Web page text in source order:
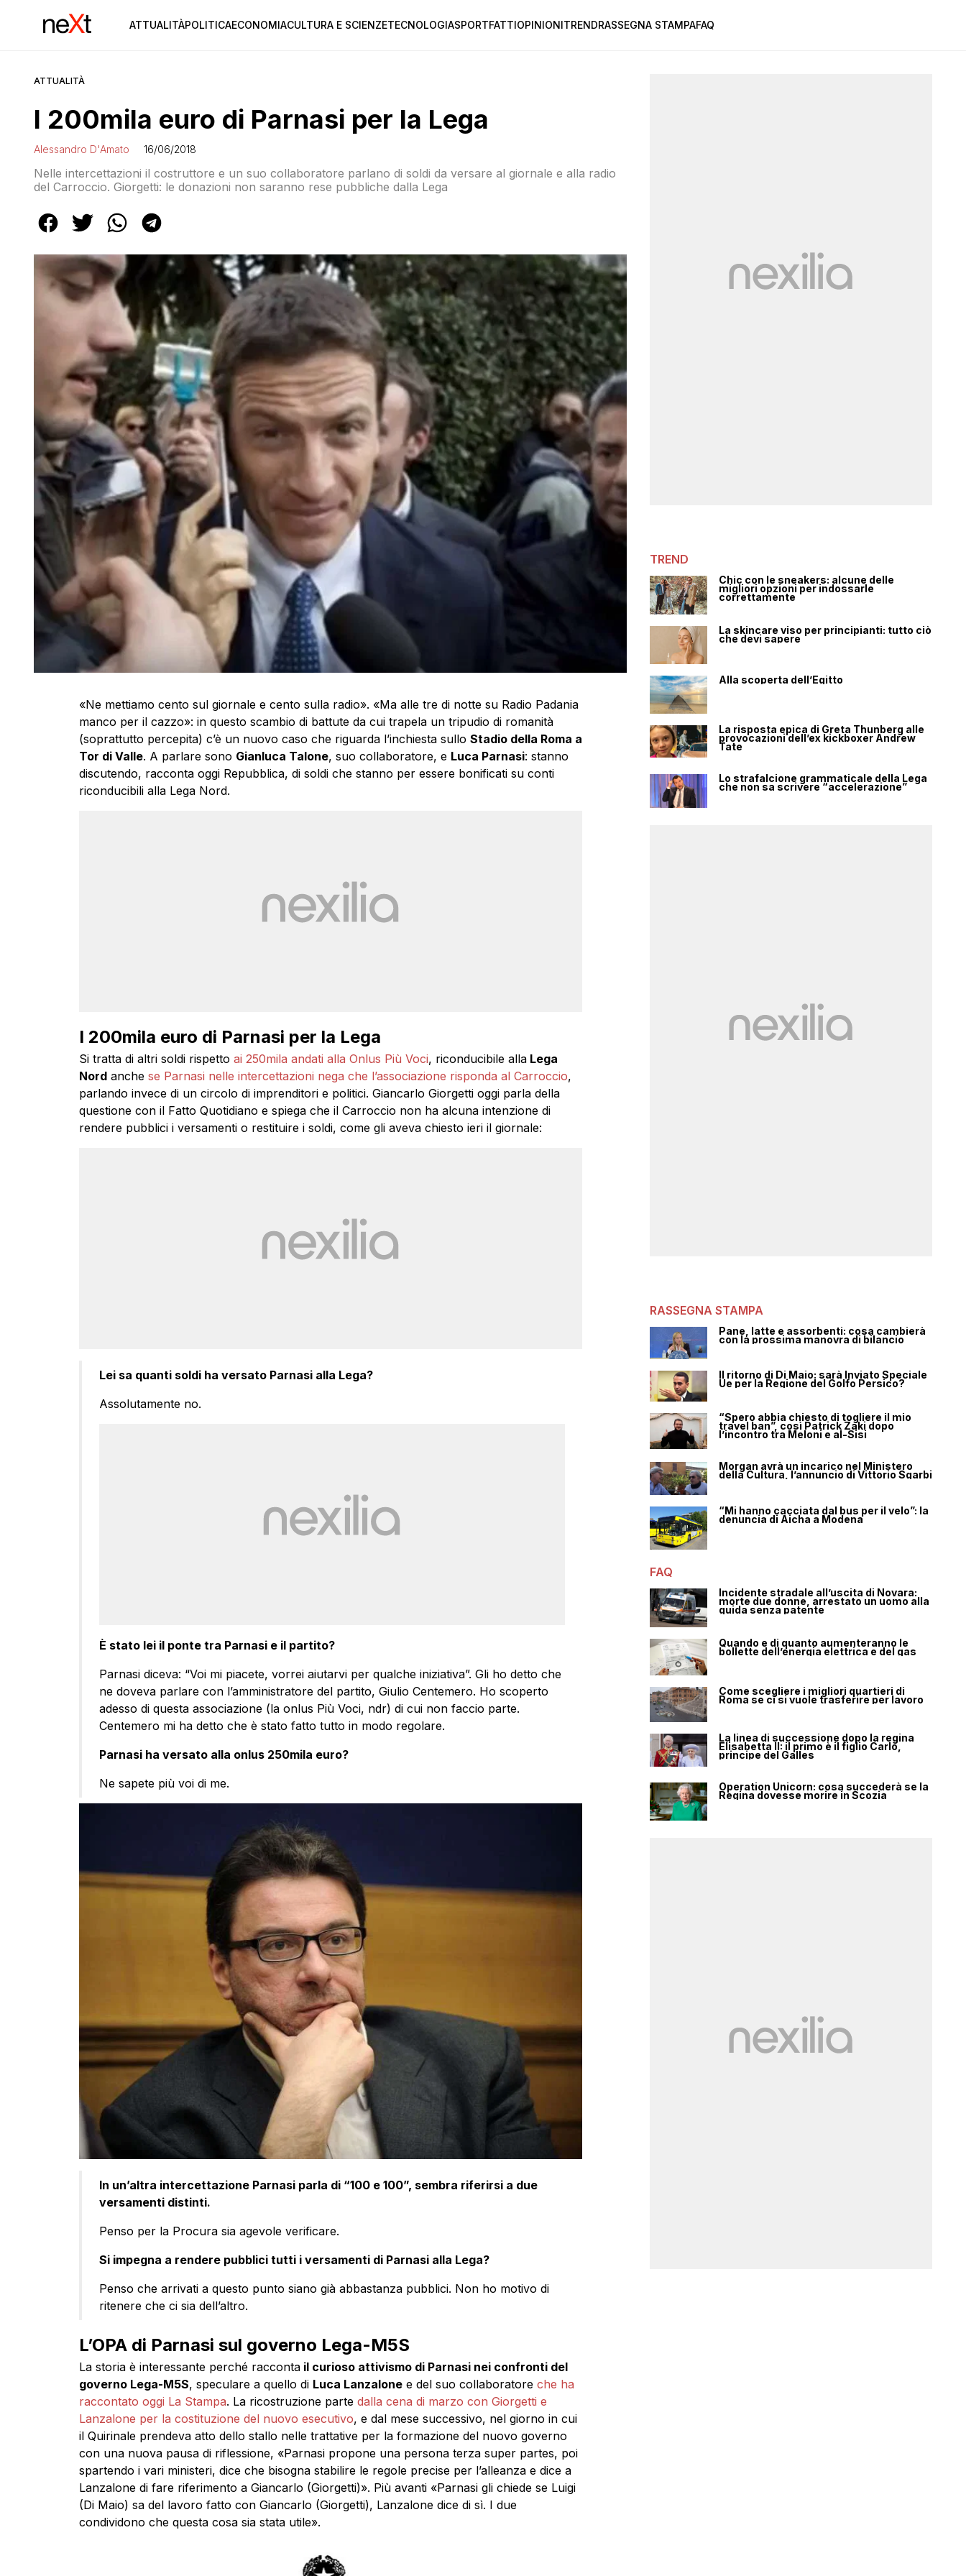
ATTUALITÀPOLITICAECONOMIACULTURA E SCIENZETECNOLOGIASPORTFATTIOPINIONITRENDRASSEGNA STAMPAFAQ
ATTUALITÀ
I 200mila euro di Parnasi per la Lega
Alessandro D'Amato 16/06/2018
Nelle intercettazioni il costruttore e un suo collaboratore parlano di soldi da versare al giornale e alla radio
del Carroccio. Giorgetti: le donazioni non saranno rese pubbliche dalla Lega
«Ne mettiamo cento sul giornale e cento sulla radio». «Ma alle tre di notte su Radio Padania
manco per il cazzo»: in questo scambio di battute da cui trapela un tripudio di romanità
(soprattutto percepita) c’è un nuovo caso che riguarda l’inchiesta sullo Stadio della Roma a
Tor di Valle. A parlare sono Gianluca Talone, suo collaboratore, e Luca Parnasi: stanno
discutendo, racconta oggi Repubblica, di soldi che stanno per essere bonificati su conti
riconducibili alla Lega Nord.
I 200mila euro di Parnasi per la Lega
Si tratta di altri soldi rispetto ai 250mila andati alla Onlus Più Voci, riconducibile allaLega
Nordanche se Parnasi nelle intercettazioni nega che l’associazione risponda al Carroccio,
parlando invece di un circolo di imprenditori e politici. Giancarlo Giorgetti oggi parla della
questione con il Fatto Quotidiano e spiega che il Carroccio non ha alcuna intenzione di
rendere pubblici i versamenti o restituire i soldi, come gli aveva chiesto ieri il giornale:
Lei sa quanti soldi ha versato Parnasi alla Lega?
Assolutamente no.
È stato lei il ponte tra Parnasi e il partito?
Parnasi diceva: “Voi mi piacete, vorrei aiutarvi per qualche iniziativa”. Gli ho detto che
ne doveva parlare con l’amministratore del partito, Giulio Centemero. Ho scoperto
adesso di questa associazione (la onlus Più Voci, ndr) di cui non faccio parte.
Centemero mi ha detto che è stato fatto tutto in modo regolare.
Parnasi ha versato alla onlus 250mila euro?
Ne sapete più voi di me.
In un’altra intercettazione Parnasi parla di “100 e 100”, sembra riferirsi a due
versamenti distinti.
Penso per la Procura sia agevole verificare.
Si impegna a rendere pubblici tutti i versamenti di Parnasi alla Lega?
Penso che arrivati a questo punto siano già abbastanza pubblici. Non ho motivo di
ritenere che ci sia dell’altro.
L’OPA di Parnasi sul governo Lega-M5S
La storia è interessante perché raccontail curioso attivismo di Parnasi nei confronti del
governo Lega-M5S, speculare a quello di Luca Lanzalonee del suo collaboratore che ha
raccontato oggi La Stampa. La ricostruzione parte dalla cena di marzo con Giorgetti e
Lanzalone per la costituzione del nuovo esecutivo, e dal mese successivo, nel giorno in cui
il Quirinale prendeva atto dello stallo nelle trattative per la formazione del nuovo governo
con una nuova pausa di riflessione, «Parnasi propone una persona terza super partes, poi
spartendo i vari ministeri, dice che bisogna stabilire le regole precise per l’alleanza e dice a
Lanzalone di fare riferimento a Giancarlo (Giorgetti)». Più avanti «Parnasi gli chiede se Luigi
(Di Maio) sa del lavoro fatto con Giancarlo (Giorgetti), Lanzalone dice di sì. I due
condividono che questa cosa sia stata utile».
TREND
Chic con le sneakers: alcune delle
migliori opzioni per indossarle
correttamente
La skincare viso per principianti: tutto ciò
che devi sapere
Alla scoperta dell’Egitto
La risposta epica di Greta Thunberg alle
provocazioni dell’ex kickboxer Andrew
Tate
Lo strafalcione grammaticale della Lega
che non sa scrivere “accelerazione”
RASSEGNA STAMPA
Pane, latte e assorbenti: cosa cambierà
con la prossima manovra di bilancio
Il ritorno di Di Maio: sarà Inviato Speciale
Ue per la Regione del Golfo Persico?
“Spero abbia chiesto di togliere il mio
travel ban”, così Patrick Zaki dopo
l’incontro tra Meloni e al-Sisi
Morgan avrà un incarico nel Ministero
della Cultura, l’annuncio di Vittorio Sgarbi
“Mi hanno cacciata dal bus per il velo”: la
denuncia di Aicha a Modena
FAQ
Incidente stradale all’uscita di Novara:
morte due donne, arrestato un uomo alla
guida senza patente
Quando e di quanto aumenteranno le
bollette dell’energia elettrica e del gas
Come scegliere i migliori quartieri di
Roma se ci si vuole trasferire per lavoro
La linea di successione dopo la regina
Elisabetta II: il primo è il figlio Carlo,
principe del Galles
Operation Unicorn: cosa succederà se la
Regina dovesse morire in Scozia